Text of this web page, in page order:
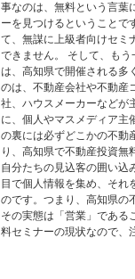
事なのは、無料という言葉
ーを見つけるということで
て、無謀に上級者向けセミ
できません。 そして、も
は、高知県で開催される多
のは、不動産会社や不動産
社、ハウスメーカーなどが
に、個人やマスメディア主
の裏には必ずどこかの不動
り、高知県で不動産投資無
自分たちの見込客の囲い込
目で個人情報を集め、それ
のです。つまり、高知県の
その実態は「営業」である
料セミナーの現状なので、